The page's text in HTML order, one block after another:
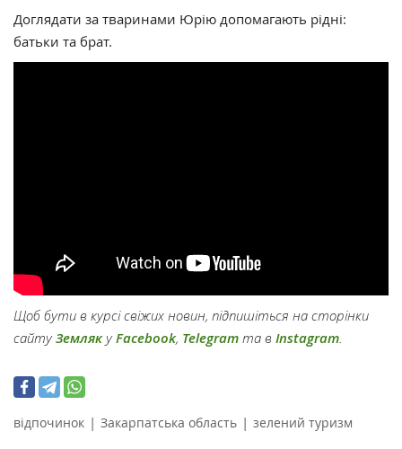
Доглядати за тваринами Юрію допомагають рідні:
батьки та брат.
Щоб бути в курсі свіжих новин, підпишіться на сторінки
сайтуЗемлякуFacebook, Telegram та в Instagram.
відпочинок | Закарпатська область | зелений туризм